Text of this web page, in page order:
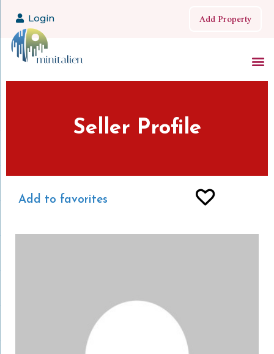
Login Add Property
Seller Profile
Add to favorites